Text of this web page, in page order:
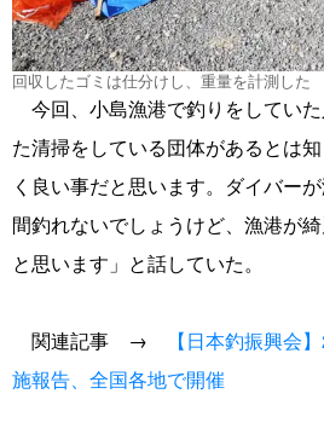
回収したゴミは仕分けし、重量を計測した
今回、小島漁港で釣りをしてい
た清掃をしている団体があるとは
く良い事だと思います。ダイバー
間釣れないでしょうけど、漁港が
と思います」と話していた。
関連記事 →
【日本釣振興会
施報告、全国各地で開催